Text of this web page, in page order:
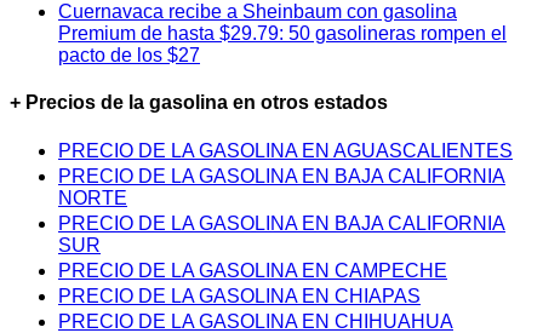
Cuernavaca recibe a Sheinbaum con gasolina
Premium de hasta $29.79: 50 gasolineras rompen el
pacto de los $27
+ Precios de la gasolina en otros estados
PRECIO DE LA GASOLINA EN AGUASCALIENTES
PRECIO DE LA GASOLINA EN BAJA CALIFORNIA
NORTE
PRECIO DE LA GASOLINA EN BAJA CALIFORNIA
SUR
PRECIO DE LA GASOLINA EN CAMPECHE
PRECIO DE LA GASOLINA EN CHIAPAS
PRECIO DE LA GASOLINA EN CHIHUAHUA